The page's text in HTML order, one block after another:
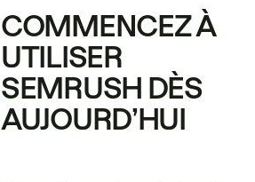
COMMENCEZ À
UTILISER
SEMRUSH DÈS
AUJOURD’HUI